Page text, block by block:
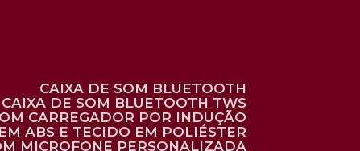
CAIXA DE SOM BLUETOOTH
CAIXA DE SOM BLUETOOTH TWS
CARREGADOR POR INDUÇÃO
ABS E TECIDO EM POLIÉSTER
MICROFONE PERSONALIZADA